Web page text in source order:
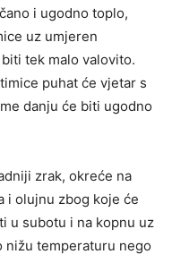
i ugodno toplo,
uz umjeren
tek malo valovito.
puhat će vjetar s
danju će biti ugodno
zrak, okreće na
i olujnu zbog koje će
u subotu i na kopnu uz
nižu temperaturu nego